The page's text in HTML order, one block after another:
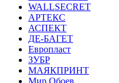
WALLSECRET
АРТЕКС
АСПЕКТ
ДЕ-БАГЕТ
Европласт
ЗУБР
МАЯКПРИНТ
Мир Обоев